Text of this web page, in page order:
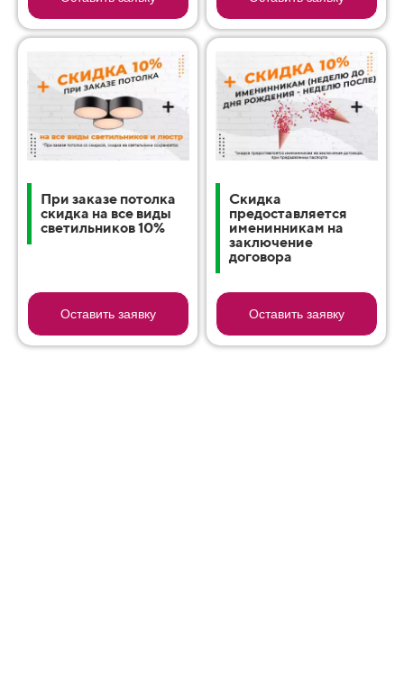
При заказе потолка
скидка на все виды
светильников 10%
Оставить заявку
Cкидка
предоставляется
именинникам на
заключение
договора
Оставить заявку